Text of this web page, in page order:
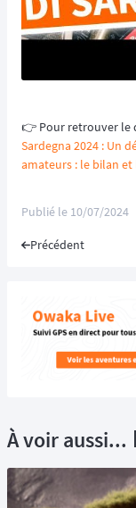
👉️ Pour retrouver le
Sardegna 2024 : Un
amateurs : le bilan et
Publié le 10/07/2024
Précédent
À voir aussi...